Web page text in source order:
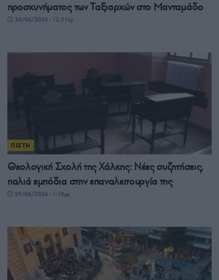
προσκυνήματος των Ταξιαρχών στο Μανταμάδο
30/06/2026 - 12:31πμ
ΠΙΣΤΗ
Θεολογική Σχολή της Χάλκης: Νέες συζητήσεις,
παλιά εμπόδια στην επαναλειτουργία της
29/06/2026 - 1:18μμ